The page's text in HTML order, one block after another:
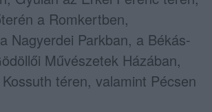
a Romkertben,
Nagyerdei Parkban, a Békás-
Művészetek Házában,
téren, valamint Pécsen